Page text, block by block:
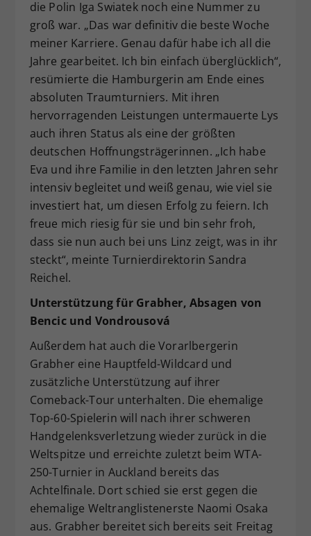
die Polin Iga Swiatek noch eine Nummer zu
groß war. „Das war definitiv die beste Woche
meiner Karriere. Genau dafür habe ich all die
Jahre gearbeitet. Ich bin einfach überglücklich“,
resümierte die Hamburgerin am Ende eines
absoluten Traumturniers. Mit ihren
hervorragenden Leistungen untermauerte Lys
auch ihren Status als eine der größten
deutschen Hoffnungsträgerinnen. „Ich habe
Eva und ihre Familie in den letzten Jahren sehr
intensiv begleitet und weiß genau, wie viel sie
investiert hat, um diesen Erfolg zu feiern. Ich
freue mich riesig für sie und bin sehr froh,
dass sie nun auch bei uns Linz zeigt, was in ihr
steckt“, meinte Turnierdirektorin Sandra
Reichel.
Unterstützung für Grabher, Absagen von
Bencic und Vondrousová
Außerdem hat auch die Vorarlbergerin
Grabher eine Hauptfeld-Wildcard und
zusätzliche Unterstützung auf ihrer
Comeback-Tour unterhalten. Die ehemalige
Top-60-Spielerin will nach ihrer schweren
Handgelenksverletzung wieder zurück in die
Weltspitze und erreichte zuletzt beim WTA-
250-Turnier in Auckland bereits das
Achtelfinale. Dort schied sie erst gegen die
ehemalige Weltranglistenerste Naomi Osaka
aus. Grabher bereitet sich bereits seit Freitag